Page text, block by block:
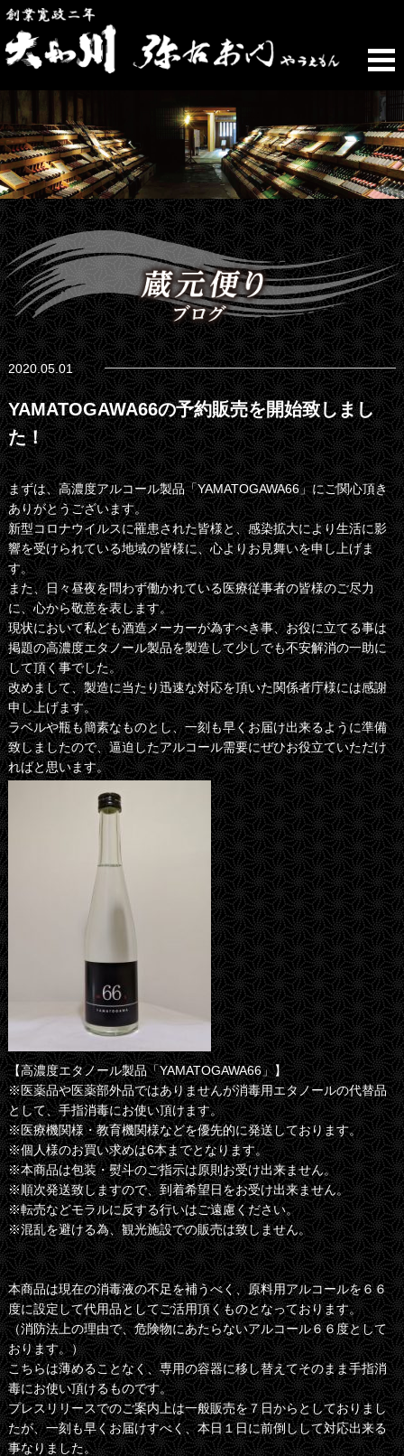
2020.05.01
YAMATOGAWA66の予約販売を開始致しまし
た！
まずは、高濃度アルコール製品「YAMATOGAWA66」にご関心頂き
ありがとうございます。
新型コロナウイルスに罹患された皆様と、感染拡大により生活に影
響を受けられている地域の皆様に、心よりお見舞いを申し上げま
す。
また、日々昼夜を問わず働かれている医療従事者の皆様のご尽力
に、心から敬意を表します。
現状において私ども酒造メーカーが為すべき事、お役に立てる事は
掲題の高濃度エタノール製品を製造して少しでも不安解消の一助に
して頂く事でした。
改めまして、製造に当たり迅速な対応を頂いた関係者庁様には感謝
申し上げます。
ラベルや瓶も簡素なものとし、一刻も早くお届け出来るように準備
致しましたので、逼迫したアルコール需要にぜひお役立ていただけ
ればと思います。
【高濃度エタノール製品「YAMATOGAWA66」】
※医薬品や医薬部外品ではありませんが消毒用エタノールの代替品
として、手指消毒にお使い頂けます。
※医療機関様・教育機関様などを優先的に発送しております。
※個人様のお買い求めは6本までとなります。
※本商品は包装・熨斗のご指示は原則お受け出来ません。
※順次発送致しますので、到着希望日をお受け出来ません。
※転売などモラルに反する行いはご遠慮ください。
※混乱を避ける為、観光施設での販売は致しません。
本商品は現在の消毒液の不足を補うべく、原料用アルコールを６６
度に設定して代用品としてご活用頂くものとなっております。
（消防法上の理由で、危険物にあたらないアルコール６６度として
おります。）
こちらは薄めることなく、専用の容器に移し替えてそのまま手指消
毒にお使い頂けるものです。
プレスリリースでのご案内上は一般販売を７日からとしておりまし
たが、一刻も早くお届けすべく、本日１日に前倒しして対応出来る
事なりました。